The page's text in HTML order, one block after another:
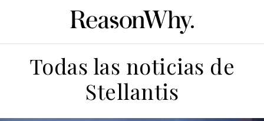
Todas las noticias de
Stellantis